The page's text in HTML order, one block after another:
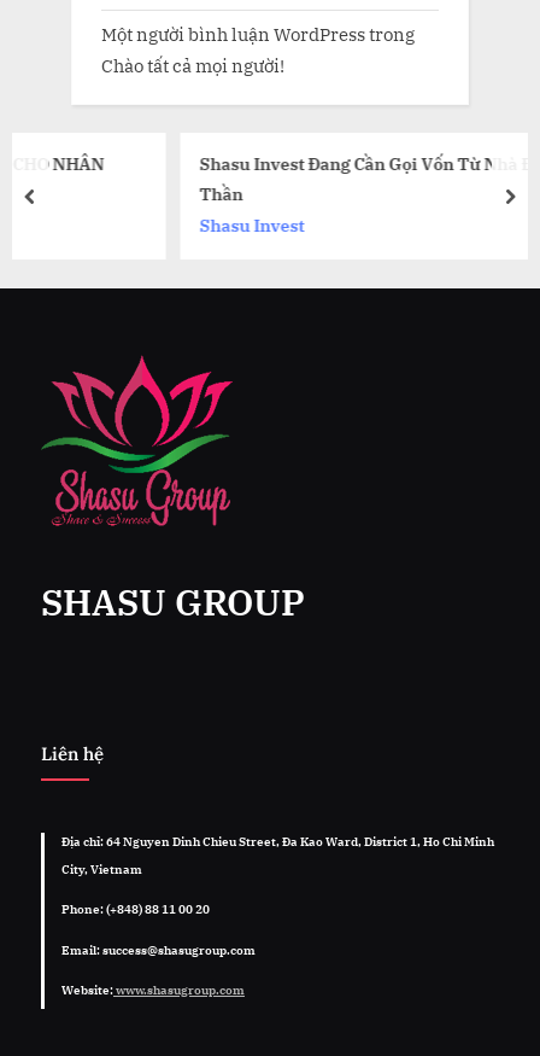
Một người bình luận WordPresstrong
Chào tất cả mọi người!
Shasu Invest Đang Cần Gọi Vốn Từ Nhà Đầu Tư Thiên
prev
SHASU GROUP
Liên hệ
Địa chỉ: 64 Nguyen Dinh Chieu Street, Đa Kao Ward, District 1, Ho Chi Minh
City, Vietnam
Phone: (+848) 88 11 00 20
Email: success@shasugroup.com
Website:www.shasugroup.com